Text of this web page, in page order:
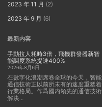
2023 年 11 月 (2)
2023 年 9 月 (6)
最新内容
手動拉人耗時3倍，飛機群發器新智
能調度系統提速400%
2026年8月6日
在數字化浪潮席卷全球的今天，智能
通信技術正以前所未有的速度重塑着
行業格局。作爲國内領先的通信技術
解決...